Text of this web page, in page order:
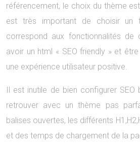
référencement, le choix du thème
est très important de choisir un
correspond aux fonctionnalités de
avoir un html « SEO friendly » et
une expérience utilisateur positive.
Il est inutile de bien configurer SEO
retrouver avec un thème pas
balises ouvertes, les différents
et des temps de chargement de la